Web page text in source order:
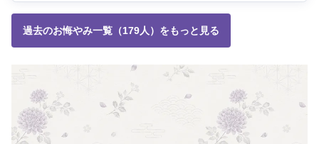
過去のお悔やみ一覧（179人）をもっと見る